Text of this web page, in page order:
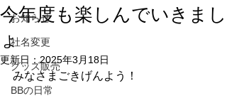
お知らせ
社名変更
グッズ販売
BBの日常
今年度も楽しんでいきまし
ょ
更新日：2025年3月18日
みなさまごきげんよう！